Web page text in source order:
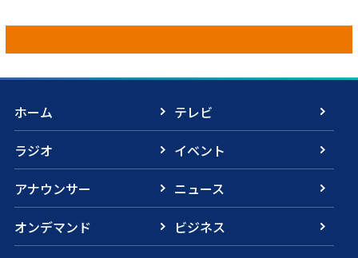
ホーム
テレビ
ラジオ
イベント
アナウンサー
ニュース
オンデマンド
ビジネス